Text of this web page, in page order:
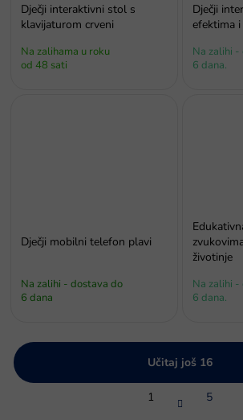
Dječji interaktivni stol s
klavijaturom crveni
Na zalihama u roku
od 48 sati
Dječji
efektima
Na zalihi
6 dana.
Dječji mobilni telefon plavi
Na zalihi - dostava do
6 dana
životinje
Na zalihi
6 dana.
Učitaj još 16
P
a
1 5